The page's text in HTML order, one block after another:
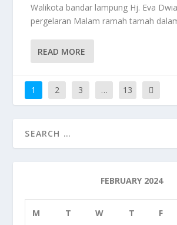
Walikota bandar lampung Hj. Eva
pergelaran Malam ramah tamah
READ MORE
1 2 3 … 13
FEBRUARY 2024
M T W T F